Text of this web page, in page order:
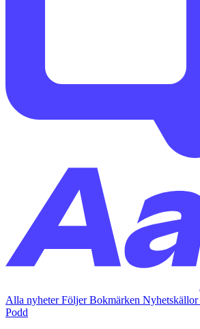
Alla nyheterFöljerBokmärken Nyhetskällor
Podd